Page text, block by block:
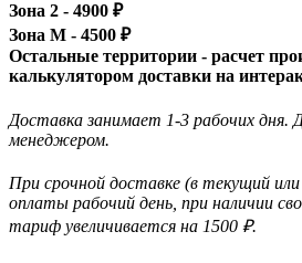
Зона 2 - 4900 ₽
Зона М - 4500 ₽
Остальные территории - расчет
калькулятором доставки на
Доставка занимает 1-3 рабочих
менеджером.
При срочной доставке (в текущий
оплаты рабочий день, при наличии
тариф увеличивается на 1500 ₽.